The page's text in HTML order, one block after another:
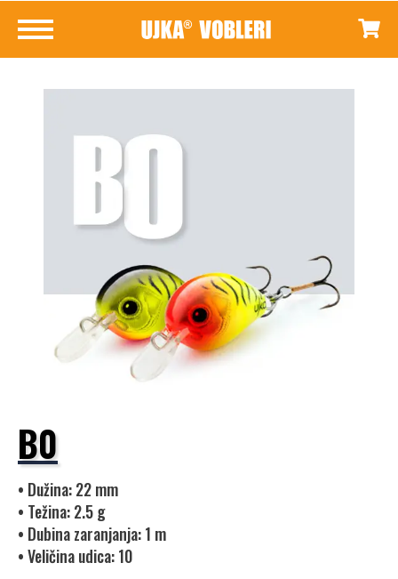
B0
• Dužina: 22 mm
• Težina: 2.5 g
• Dubina zaranjanja: 1 m
• Veličina udica: 10